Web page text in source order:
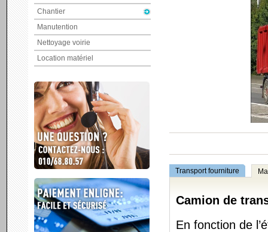
Chantier
Manutention
Nettoyage voirie
Location matériel
Transport fourniture
Camion de
En fonction de